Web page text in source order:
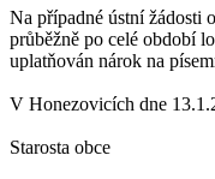
Na případné ústní žádosti
průběžně po celé období
uplatňován nárok na
V Honezovicích dne
Starosta obce